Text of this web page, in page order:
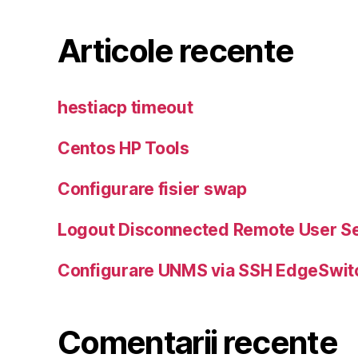
Articole recente
hestiacp timeout
Centos HP Tools
Configurare fisier swap
Logout Disconnected Remote User
Configurare UNMS via SSH
Comentarii recente